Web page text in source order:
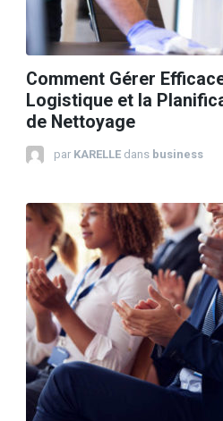
Comment Gérer
Logistique et la
de Nettoyage
par KARELLE dans business